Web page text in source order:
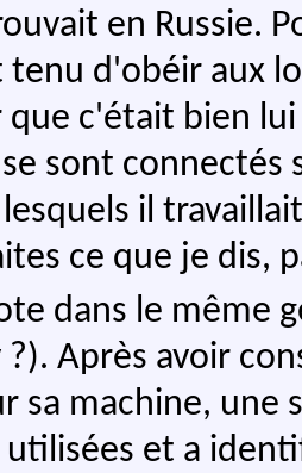
en Russie.
tenu d'obéir aux
c'était bien
sont connectés
il
ce que je dis,
dans le même
?). Après avoir
sa machine, une
et a